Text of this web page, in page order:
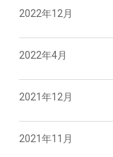
2022年12月
2022年4月
2021年12月
2021年11月